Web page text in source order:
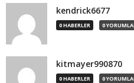
kendrick6677
0 HABERLER 0
kitmayer990870
0 HABERLER 0